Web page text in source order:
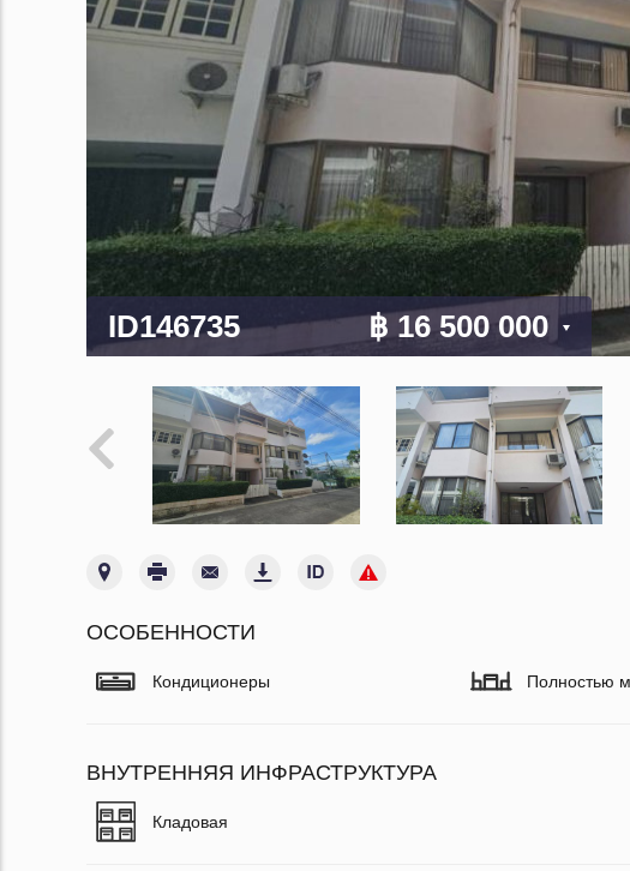
ID146735 ฿ 16 500 000
ОСОБЕННОСТИ
Кондиционеры Полностью
ВНУТРЕННЯЯ ИНФРАСТРУКТУРА
Кладовая